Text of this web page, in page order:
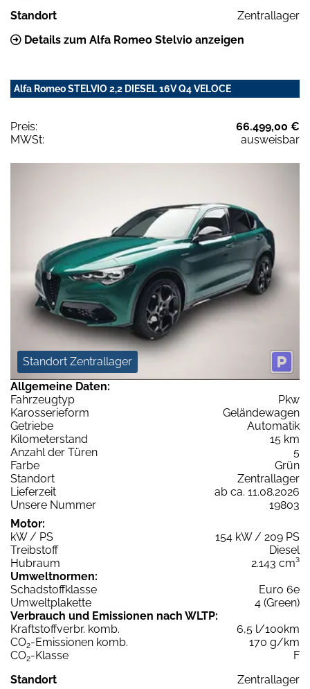
Standort
Zentrallager
Details zum Alfa Romeo Stelvio anzeigen
Alfa Romeo STELVIO 2,2 DIESEL 16V Q4 VELOCE
Preis:
66.499,00 €
MWSt:
ausweisbar
Standort Zentrallager
Allgemeine Daten:
Fahrzeugtyp
Pkw
Karosserieform
Geländewagen
Getriebe
Automatik
Kilometerstand
15 km
Anzahl der Türen
5
Farbe
Grün
Standort
Zentrallager
Lieferzeit
ab ca. 11.08.2026
Unsere Nummer
19803
Motor:
kW / PS
154 kW / 209 PS
Treibstoff
Diesel
Hubraum
2.143 cm³
Umweltnormen:
Schadstoffklasse
Euro 6e
Umweltplakette
4 (Green)
Verbrauch und Emissionen nach WLTP:
Kraftstoffverbr. komb.
6,5 l/100km
CO2-Emissionen komb.
170 g/km
CO2-Klasse
F
Standort
Zentrallager